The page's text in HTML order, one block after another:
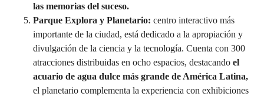
las memorias del suceso.
Parque Explora y Planetario: centro interactivo más
importante de la ciudad, está dedicado a la apropiación y
divulgación de la ciencia y la tecnología. Cuenta con 300
atracciones distribuidas en ocho espacios, destacando el
acuario de agua dulce más grande de América Latina,
el planetario complementa la experiencia con exhibiciones